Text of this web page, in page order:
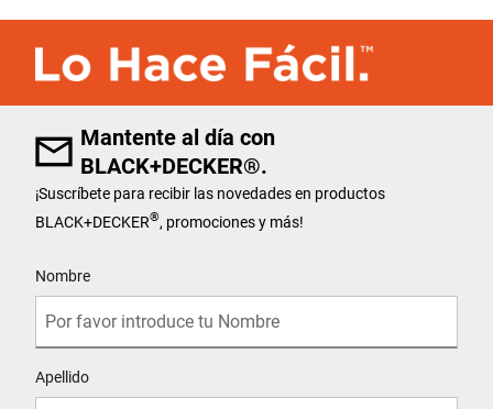
Mantente al día con
BLACK+DECKER®.
¡Suscríbete para recibir las novedades en productos
BLACK+DECKER®, promociones y más!
Nombre
Apellido